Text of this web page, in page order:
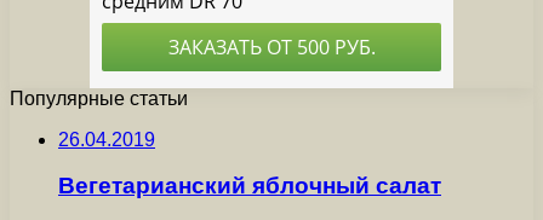
Популярные статьи
26.04.2019
Вегетарианский яблочный салат